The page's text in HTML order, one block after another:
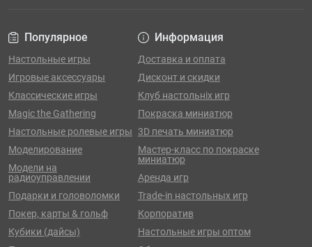
Популярное
Настольные игры
Игровые аксессуары
Классические игры
Magic the Gathering
Настольные ролевые игры
Моделирование
Модели на
радиоуправлении
Подарки и головоломки
Покер, карты & гольф
Кубики (дайсы)
Информация
Доставка и оплата
Дисконт и скидки
Клуб настольніх игр
Покраска миниатюр
3D печать миниатюр
Мастер-класс по покраске
миниатюр
Аренда игр
Trade-in настольных игр
Корпоратив
Настольные игры оптом